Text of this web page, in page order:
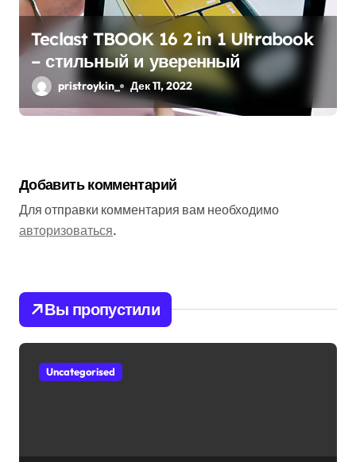
Teclast TBOOK 16 2 in 1 Ultrabook
– стильный и уверенный
pristroykin_ Дек 11, 2022
Добавить комментарий
Для отправки комментария вам необходимо
авторизоваться.
Вы пропустили
Uncategorised